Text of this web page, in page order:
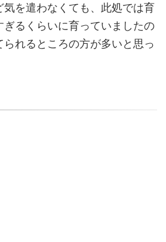
気を遣わなくても、此処では育
ぎるくらいに育っていましたの
れるところの方が多いと思っ